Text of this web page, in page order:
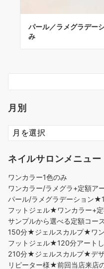
パール／ラメグラデー
み
月別
ネイルサロンメニュー
ワンカラー1色のみ
ワンカラー/ラメグラ+定額ア
パール/ラメグラデーション
フットジェル★ワンカラー+
サンプルから選べる定額コース
150分★ジェルスカルプ★ワ
フットジェル★120分アートし
210分★ジェルスカルプ★デザ
リピーター様★前回当店来店